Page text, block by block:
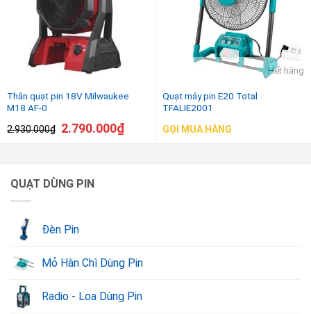
Thân quạt pin 18V Milwaukee
M18 AF-0
2.930.000₫ 2.790.000₫
Hết hàng
Quạt máy pin E20 Total
TFALIE2001
GỌI MUA HÀNG
QUẠT DÙNG PIN
Đèn Pin
Mỏ Hàn Chì Dùng Pin
Radio - Loa Dùng Pin